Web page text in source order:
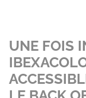
UNE FOIS